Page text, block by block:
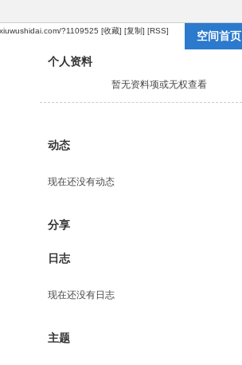
?1109525 [收藏] [复制] [RSS] 空间首页
个人资料
暂无资料项或无权查看
动态
现在还没有动态
分享
日志
现在还没有日志
主题